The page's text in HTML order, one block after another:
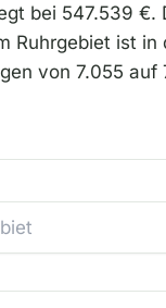
bei 547.539 €.
Ruhrgebiet ist in
von 7.055 auf